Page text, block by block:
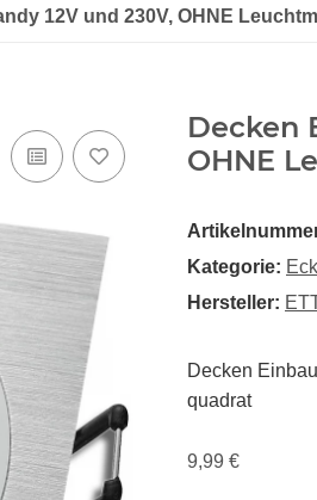
12V und 230V, OHNE
Decken
OHNE
Kategorie:
Hersteller:
Decken
quadrat
9,99 €